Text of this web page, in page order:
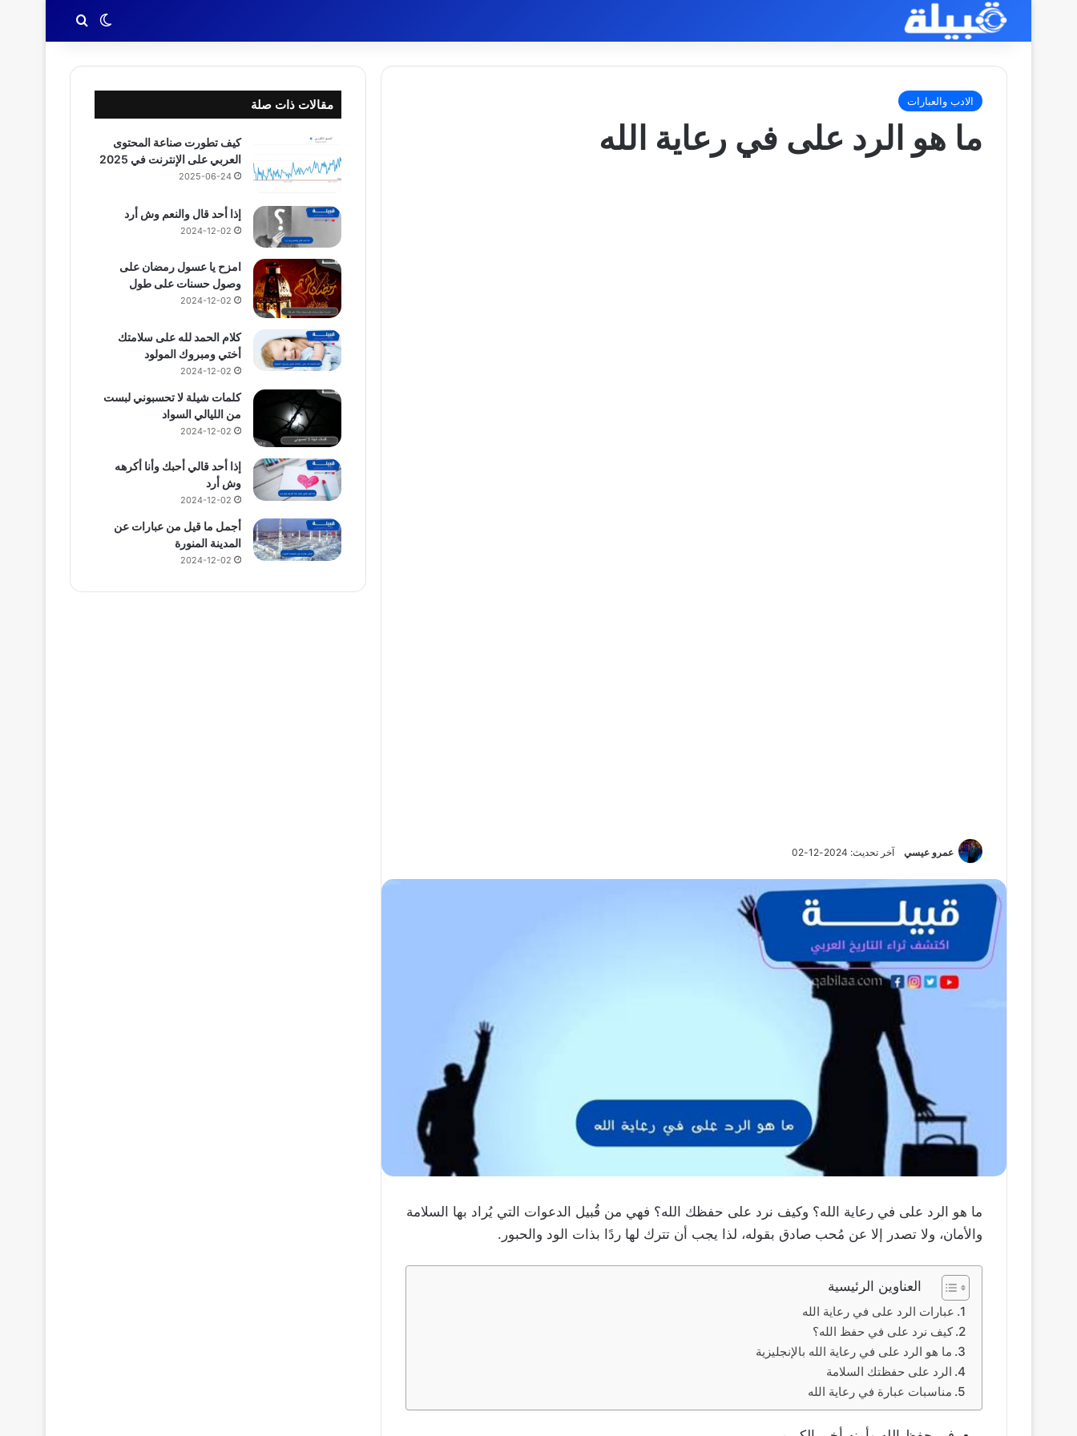
الوضع المظلم
بحث عن
الادب والعبارات
ما هو الرد على في رعاية الله
عمرو عيسي آخر تحديث: 2024-12-02
ما هو الرد على في رعاية الله؟ وكيف نرد على حفظك الله؟ فهي من قُبيل الدعوات التي يُراد بها السلامة
والأمان، ولا تصدر إلا عن مُحب صادق بقوله، لذا يجب أن تترك لها ردًا بذات الود والحبور.
العناوين الرئيسية
عبارات الرد على في رعاية الله
كيف نرد على في حفظ الله؟
ما هو الرد على في رعاية الله بالإنجليزية
الرد على حفظتك السلامة
مناسبات عبارة في رعاية الله
مقالات ذات صلة
كيف تطورت صناعة المحتوى
العربي على الإنترنت في 2025
2025-06-24
إذا أحد قال والنعم وش أرد
2024-12-02
امزح يا عسول رمضان على
وصول حسنات على طول
2024-12-02
كلام الحمد لله على سلامتك
أختي ومبروك المولود
2024-12-02
كلمات شيلة لا تحسبوني لبست
من الليالي السواد
2024-12-02
إذا أحد قالي أحبك وأنا أكرهه
وش أرد
2024-12-02
أجمل ما قيل من عبارات عن
المدينة المنورة
2024-12-02